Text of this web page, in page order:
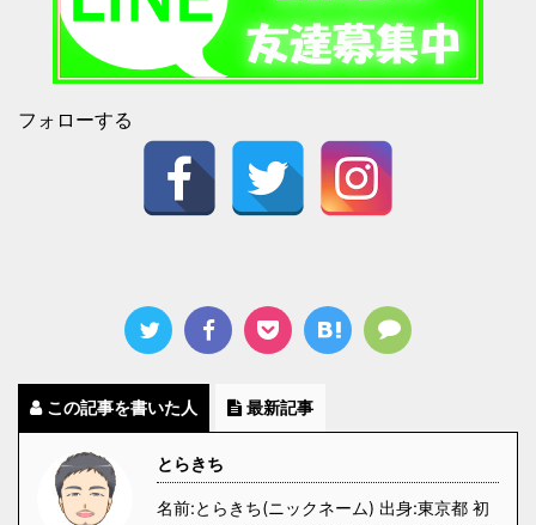
フォローする
この記事を書いた人 最新記事
とらきち
名前:とらきち(ニックネーム) 出身:東京都 初